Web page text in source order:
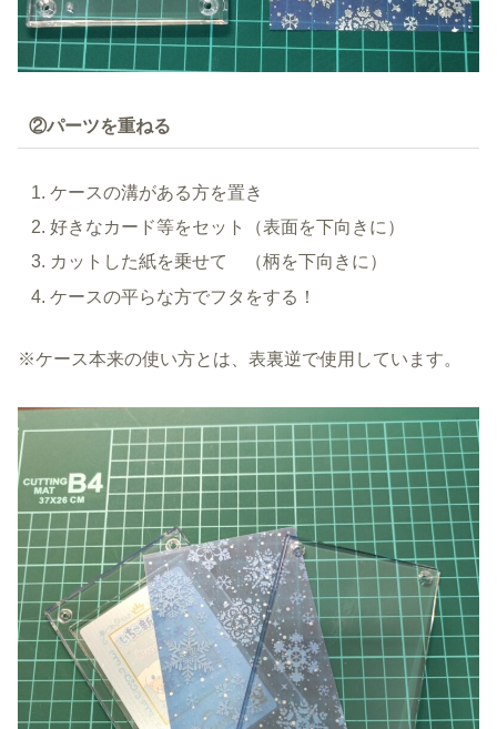
②パーツを重ねる
ケースの溝がある方を置き
好きなカード等をセット（表面を下向きに）
カットした紙を乗せて （柄を下向きに）
ケースの平らな方でフタをする！
※ケース本来の使い方とは、表裏逆で使用しています。